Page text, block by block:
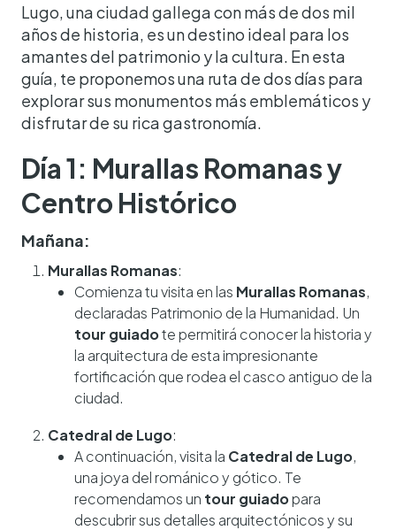
Lugo, una ciudad gallega con más de dos mil
años de historia, es un destino ideal para los
amantes del patrimonio y la cultura. En esta
guía, te proponemos una ruta de dos días para
explorar sus monumentos más emblemáticos y
disfrutar de su rica gastronomía.
Día 1: Murallas Romanas y
Centro Histórico
Mañana:
Murallas Romanas:
Comienza tu visita en las Murallas Romanas,
declaradas Patrimonio de la Humanidad. Un
tour guiadote permitirá conocer la historia y
la arquitectura de esta impresionante
fortificación que rodea el casco antiguo de la
ciudad.
Catedral de Lugo:
A continuación, visita la Catedral de Lugo,
una joya del románico y gótico. Te
recomendamos un tour guiadopara
descubrir sus detalles arquitectónicos y su